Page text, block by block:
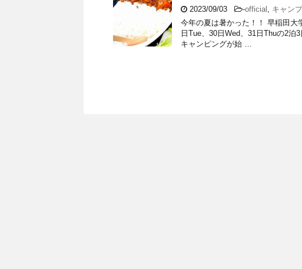
2023/09/03 -official , キャンプ
今年の夏は暑かった！！ 早稲田
日Tue、30日Wed、31日Thuの2泊
キャンピングが始 …